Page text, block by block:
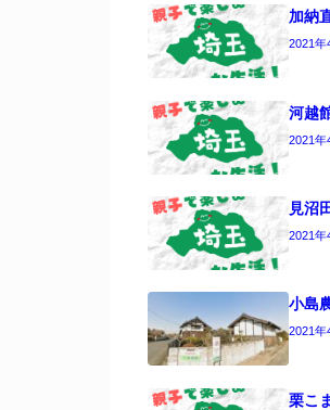
加納
2021年
河越
2021年
見沼
2021年
小島
2021年
栗こ